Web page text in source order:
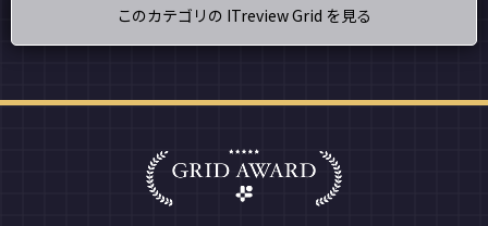
このカテゴリの ITreview Grid を見る